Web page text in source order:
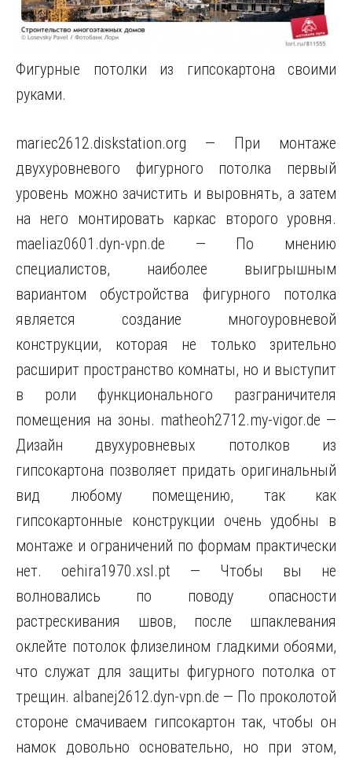
Фигурные потолки из гипсокартона своими
руками.
mariec2612.diskstation.org — При монтаже
двухуровневого фигурного потолка первый
уровень можно зачистить и выровнять, а затем
на него монтировать каркас второго уровня.
maeliaz0601.dyn-vpn.de — По мнению
специалистов, наиболее выигрышным
вариантом обустройства фигурного потолка
является создание многоуровневой
конструкции, которая не только зрительно
расширит пространство комнаты, но и выступит
в роли функционального разграничителя
помещения на зоны. matheoh2712.my-vigor.de —
Дизайн двухуровневых потолков из
гипсокартона позволяет придать оригинальный
вид любому помещению, так как
гипсокартонные конструкции очень удобны в
монтаже и ограничений по формам практически
нет. oehira1970.xsl.pt — Чтобы вы не
волновались по поводу опасности
растрескивания швов, после шпаклевания
оклейте потолок флизелином гладкими обоями,
что служат для защиты фигурного потолка от
трещин. albanej2612.dyn-vpn.de — По проколотой
стороне смачиваем гипсокартон так, чтобы он
намок довольно основательно, но при этом,